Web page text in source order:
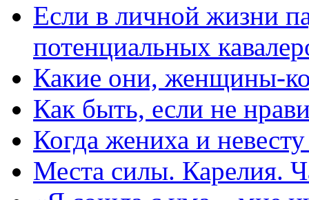
Если в личной жизни
потенциальных
Какие они, женщины-
Как быть, если не
Когда жениха и
Места силы. Карелия.